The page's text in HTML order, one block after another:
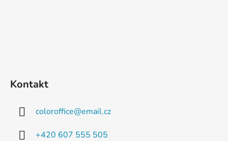
Kontakt
coloroffice@email.cz
+420 607 555 505